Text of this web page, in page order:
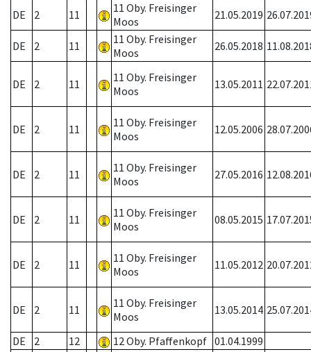
DE 2 11
11 Oby. Freisinger
Moos
21.05.2019
DE 2 11
11 Oby. Freisinger
Moos
26.05.2018
DE 2 11
11 Oby. Freisinger
Moos
13.05.2011
DE 2 11
11 Oby. Freisinger
Moos
12.05.2006
DE 2 11
11 Oby. Freisinger
Moos
27.05.2016
DE 2 11
11 Oby. Freisinger
Moos
08.05.2015
DE 2 11
11 Oby. Freisinger
Moos
11.05.2012
DE 2 11
11 Oby. Freisinger
Moos
13.05.2014
DE 2 12 12 Oby. Pfaffenkopf 01.04.1999